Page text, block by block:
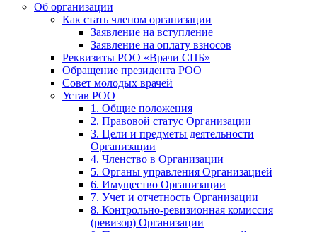
Об организации
Как стать членом организации
Заявление на вступление
Заявление на оплату взносов
Реквизиты РОО «Врачи СПБ»
Обращение президента РОО
Совет молодых врачей
Устав РОО
1. Общие положения
2. Правовой статус Организации
3. Цели и предметы деятельности
Организации
4. Членство в Организации
5. Органы управления Организацией
6. Имущество Организации
7. Учет и отчетность Организации
8. Контрольно-ревизионная комиссия
(ревизор) Организации